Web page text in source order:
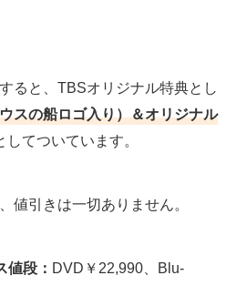
ると、TBSオリジナル特典とし
スの船ロゴ入り）＆オリジナル
してついています。
値引きは一切ありません。
段： DVD￥22,990、Blu-